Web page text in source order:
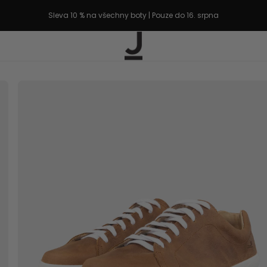
Sleva 10 % na všechny boty | Pouze do 16. srpna